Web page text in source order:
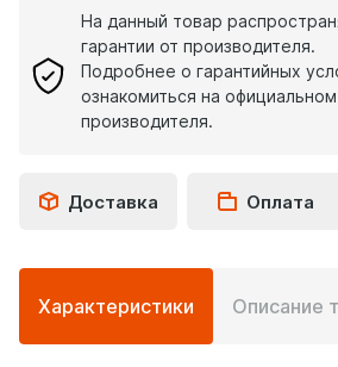
На данный товар
гарантии от производителя.
Подробнее о гарантийных
ознакомиться на
производителя.
Доставка Оплата
Подробная
информация
о
Характеристики Описание